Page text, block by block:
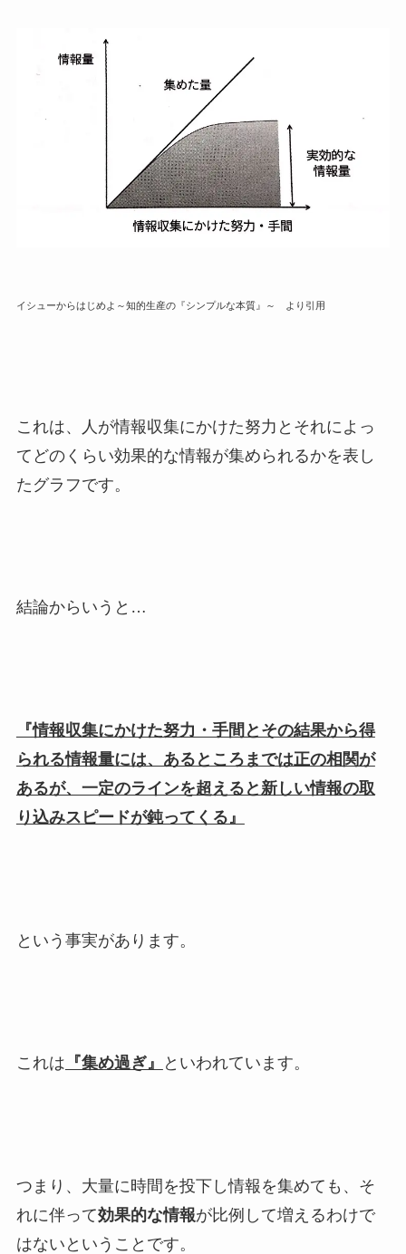
イシューからはじめよ～知的生産の『シンプルな本質』～ より引用
これは、人が情報収集にかけた努力とそれによっ
てどのくらい効果的な情報が集められるかを表し
たグラフです。
結論からいうと…
『情報収集にかけた努力・手間とその結果から得
られる情報量には、あるところまでは正の相関が
あるが、一定のラインを超えると新しい情報の取
り込みスピードが鈍ってくる』
という事実があります。
これは 『集め過ぎ』 といわれています。
つまり、大量に時間を投下し情報を集めても、そ
れに伴って効果的な情報が比例して増えるわけで
はないということです。